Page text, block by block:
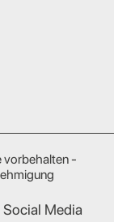
vorbehalten -
Media